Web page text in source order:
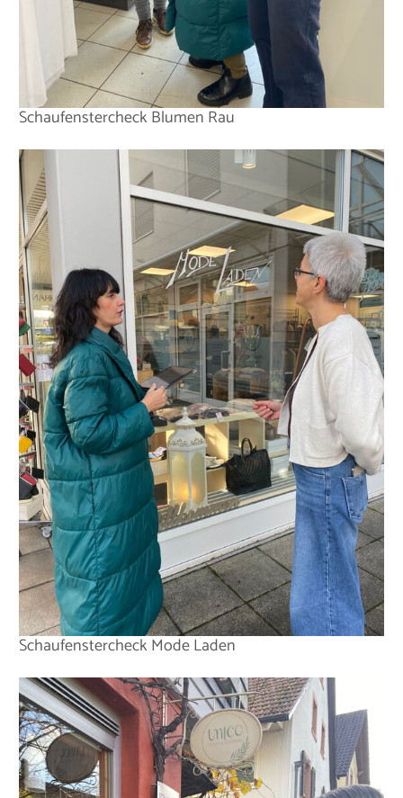
Schaufenstercheck Blumen Rau
Schaufenstercheck Mode Laden